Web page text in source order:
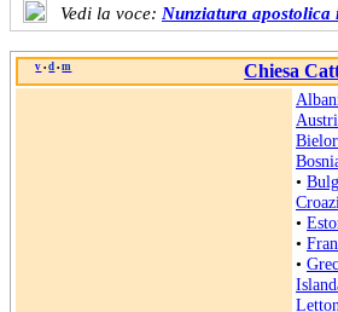
Vedi la voce: Nunziatura apostolica
v • d • m Chiesa
•
•
•
•